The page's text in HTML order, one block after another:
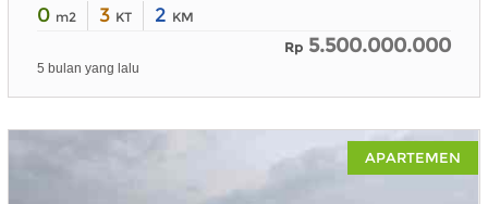
0 m2 3 KT 2 KM
Rp 5.500.000.000
5 bulan yang lalu
APARTEMEN